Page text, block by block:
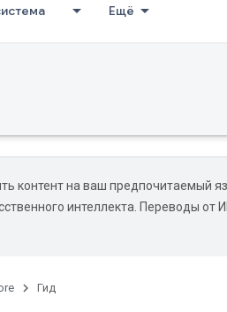
Ещё
контент на ваш предпочитаемый
интеллекта. Переводы от
Гид